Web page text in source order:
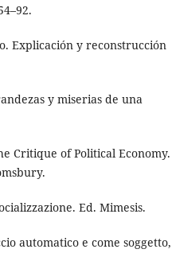
Explicación y reconstrucción
y miserias de una
Critique of Political Economy.
Ed. Mimesis.
automatico e come soggetto,